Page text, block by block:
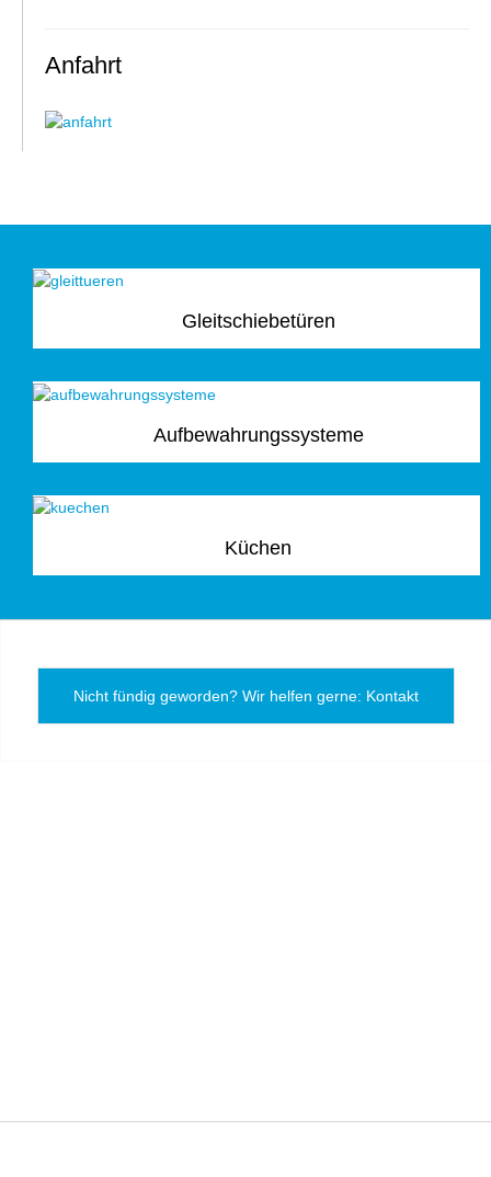
Anfahrt
Gleitschiebetüren
Aufbewahrungssysteme
Küchen
Nicht fündig geworden? Wir helfen gerne: Kontakt